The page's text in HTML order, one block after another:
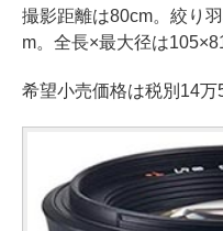
撮影距離は80cm。絞り
m。全長×最大径は
希望小売価格は税別14万